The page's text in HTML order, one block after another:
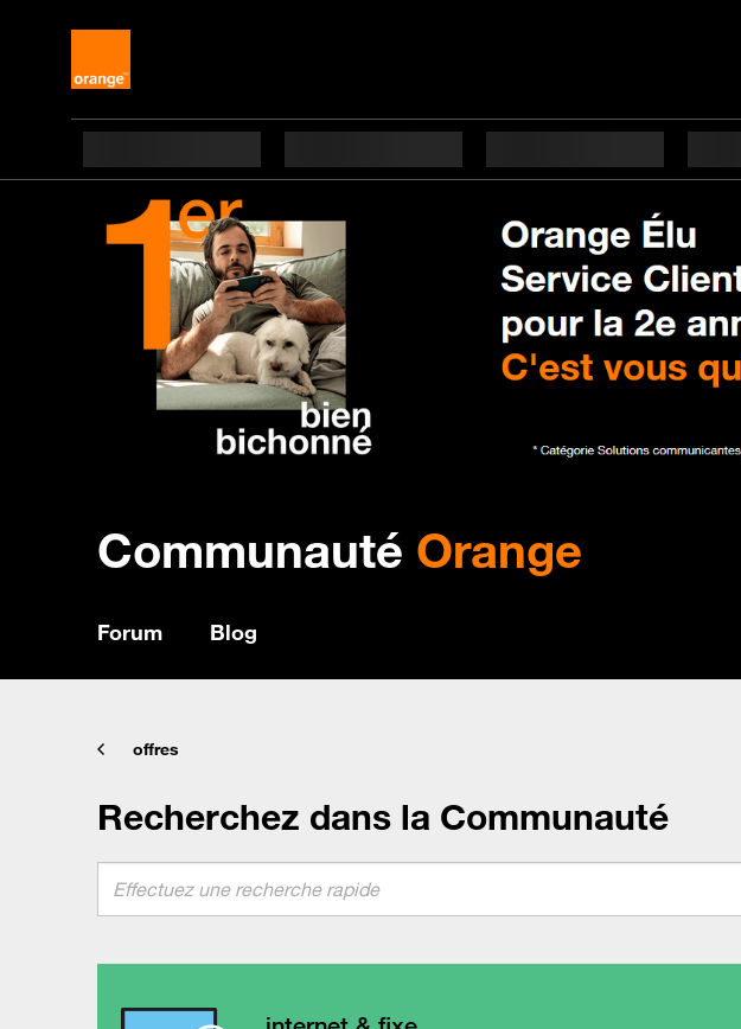
Communauté Orange
Forum Blog
offres
Recherchez dans la Communauté